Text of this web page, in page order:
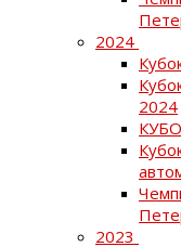
2024
2024
2023